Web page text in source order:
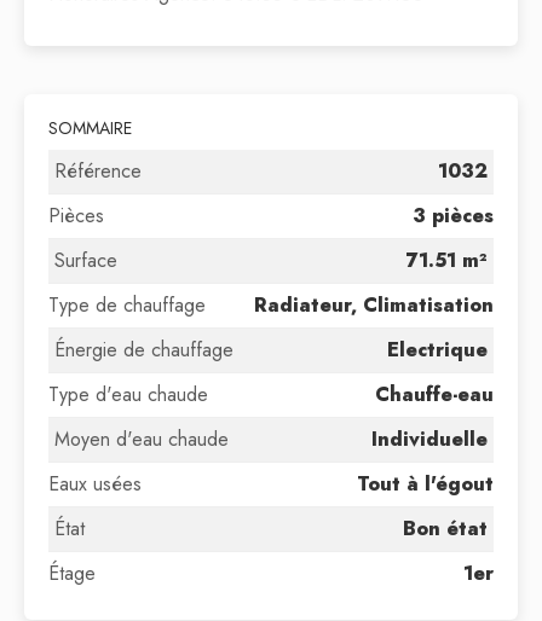
SOMMAIRE
Référence
1032
Pièces
3 pièces
Surface
71.51 m²
Type de chauffage
Radiateur, Climatisation
Énergie de chauffage
Electrique
Type d'eau chaude
Chauffe-eau
Moyen d'eau chaude
Individuelle
Eaux usées
Tout à l'égout
État
Bon état
Étage
1er